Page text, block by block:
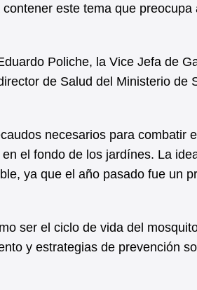
este tema que preocupa
Poliche, la Vice Jefa de
de Salud del Ministerio de
necesarios para combatir
el fondo de los jardínes. La
ya que el año pasado fue un
ser el ciclo de vida del
y estrategias de prevención